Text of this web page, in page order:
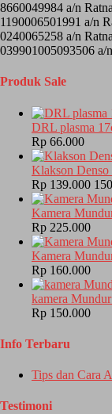
8660049984 a/n
1190006501991 a/n
0240065258 a/n
039901005093506 a/
Produk Sale
DRL plasma
Rp 66.000
Klakson Denso
Rp 139.000
Kamera
Rp 225.000
Kamera
Rp 160.000
kamera
Rp 150.000
Info Terbaru
Tips dan Cara
Testimoni